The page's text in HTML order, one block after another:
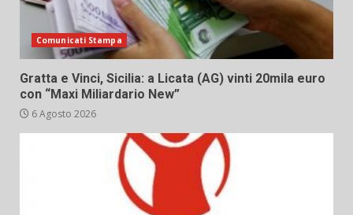
Comunicati Stampa
Gratta e Vinci, Sicilia: a Licata (AG) vinti 20mila euro
con “Maxi Miliardario New”
6 Agosto 2026